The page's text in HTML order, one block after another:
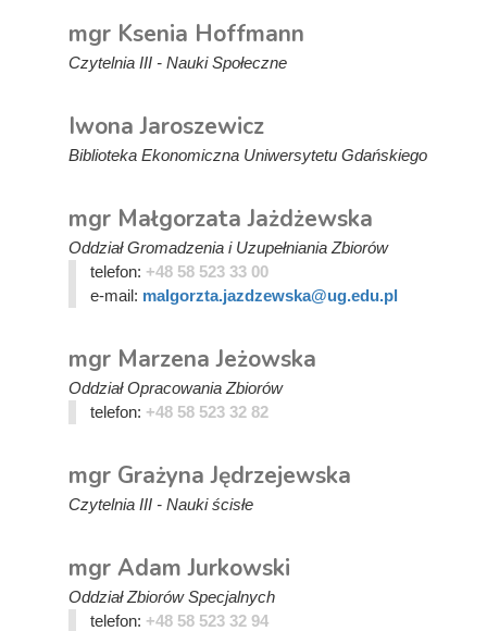
mgr Ksenia Hoffmann
Czytelnia III - Nauki Społeczne
Iwona Jaroszewicz
Biblioteka Ekonomiczna Uniwersytetu Gdańskiego
mgr Małgorzata Jażdżewska
Oddział Gromadzenia i Uzupełniania Zbiorów
telefon: +48 58 523 33 00
e-mail: malgorzta.jazdzewska@ug.edu.pl
mgr Marzena Jeżowska
Oddział Opracowania Zbiorów
telefon: +48 58 523 32 82
mgr Grażyna Jędrzejewska
Czytelnia III - Nauki ścisłe
mgr Adam Jurkowski
Oddział Zbiorów Specjalnych
telefon: +48 58 523 32 94